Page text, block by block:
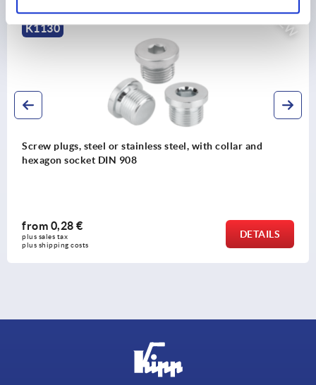
NEW
K1130
plugs, steel or stainless steel, with collar and
socket DIN 908
0,28 €
sales tax
shipping costs
DETAILS